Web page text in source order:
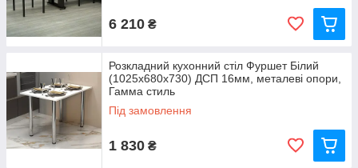
6 210 ₴
Розкладний кухонний стіл Фуршет Білий
(1025x680x730) ДСП 16мм, металеві опори,
Гамма стиль
Під замовлення
1 830 ₴